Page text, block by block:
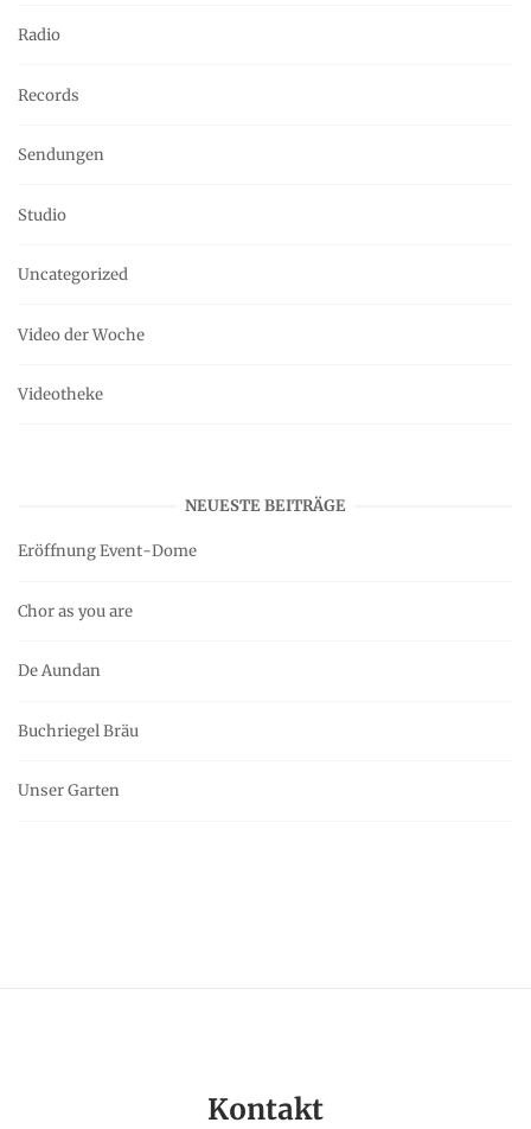
Radio
Records
Sendungen
Studio
Uncategorized
Video der Woche
Videotheke
NEUESTE BEITRÄGE
Eröffnung Event-Dome
Chor as you are
De Aundan
Buchriegel Bräu
Unser Garten
Kontakt